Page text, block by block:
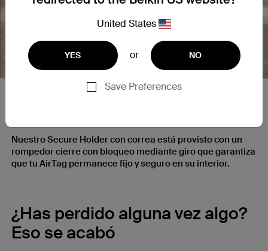
United States
YES or NO
Save Preferences
Next
Nuestro Secure Holder con correa está provisto con un
rompedor cierre con bloqueo mediante giro que garantiza
que tu AirTag permanece fijo y seguro en su interior.
¿Has perdido alguna vez algo?
Eso se acabó